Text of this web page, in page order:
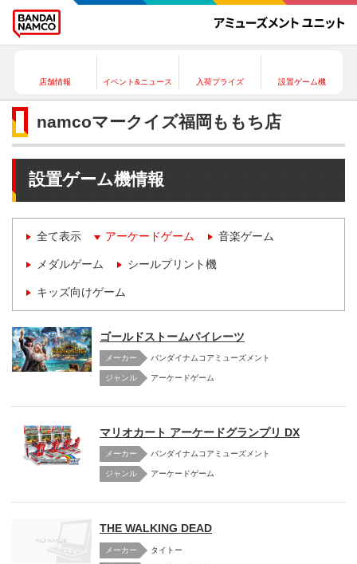
店舗情報 イベント&ニュース 入荷プライズ 設置ゲーム機
namcoマークイズ福岡ももち店
設置ゲーム機情報
全て表示 アーケードゲーム 音楽ゲーム
メダルゲーム シールプリント機
キッズ向けゲーム
ゴールドストームパイレーツ
メーカー バンダイナムコアミューズメント
アーケードゲーム
マリオカート アーケードグランプリ DX
メーカー バンダイナムコアミューズメント
アーケードゲーム
THE WALKING DEAD
メーカー タイトー